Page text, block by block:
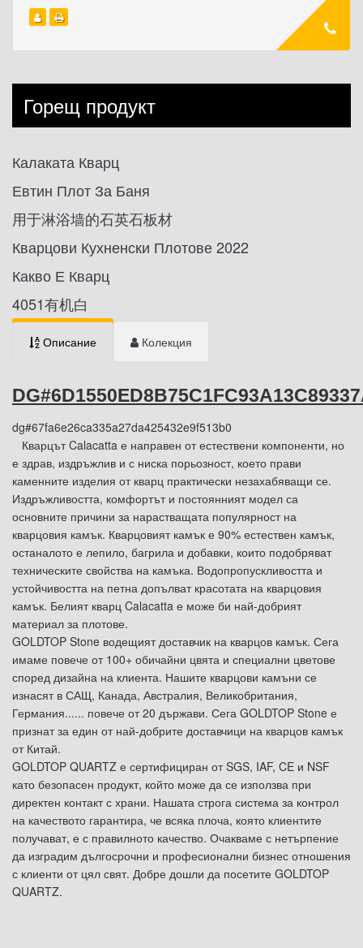
Горещ продукт
Калаката Кварц
Евтин Плот За Баня
用于淋浴墙的石英石板材
Кварцови Кухненски Плотове 2022
Какво Е Кварц
4051有机白
Описание Колекция
dg#67fa6e26ca335a27da425432e9f513b0
Кварцът Calacatta е направен от естествени компоненти, но
е здрав, издръжлив и с ниска порьозност, което прави
каменните изделия от кварц практически незахабяващи се.
Издръжливостта, комфортът и постоянният модел са
основните причини за нарастващата популярност на
кварцовия камък. Кварцовият камък е 90% естествен камък,
останалото е лепило, багрила и добавки, които подобряват
техническите свойства на камъка. Водопропускливостта и
устойчивостта на петна допълват красотата на кварцовия
камък. Белият кварц Calacatta е може би най-добрият
материал за плотове.
GOLDTOP Stone водещият доставчик на кварцов камък. Сега
имаме повече от 100+ обичайни цвята и специални цветове
според дизайна на клиента. Нашите кварцови камъни се
изнасят в САЩ, Канада, Австралия, Великобритания,
Германия...... повече от 20 държави. Сега GOLDTOP Stone е
признат за един от най-добрите доставчици на кварцов камък
от Китай.
GOLDTOP QUARTZ е сертифициран от SGS, IAF, CE и NSF
като безопасен продукт, който може да се използва при
директен контакт с храни. Нашата строга система за контрол
на качеството гарантира, че всяка плоча, която клиентите
получават, е с правилното качество. Очакваме с нетърпение
да изградим дългосрочни и професионални бизнес отношения
с клиенти от цял свят. Добре дошли да посетите GOLDTOP
QUARTZ.